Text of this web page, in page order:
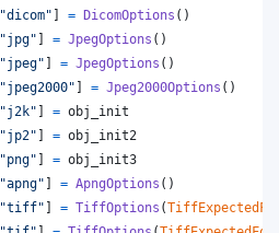
"dicom" ] = DicomOptions ()
"jpg" ] = JpegOptions ()
"jpeg" ] = JpegOptions ()
"jpeg2000" ] = Jpeg2000Options ()
"j2k" ] = obj_init
"jp2" ] = obj_init2
"png" ] = obj_init3
"apng" ] = ApngOptions ()
"tiff" ] = TiffOptions (